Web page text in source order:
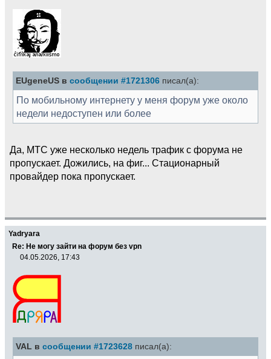
EUgeneUS в сообщении #1721306 писал(а):
По мобильному интернету у меня форум уже около
недели недоступен или более
Да, МТС уже несколько недель трафик с форума не
пропускает. Дожились, на фиг... Стационарный
провайдер пока пропускает.
Yadryara
Re: Не могу зайти на форум без vpn
04.05.2026, 17:43
VAL в сообщении #1723628 писал(а):